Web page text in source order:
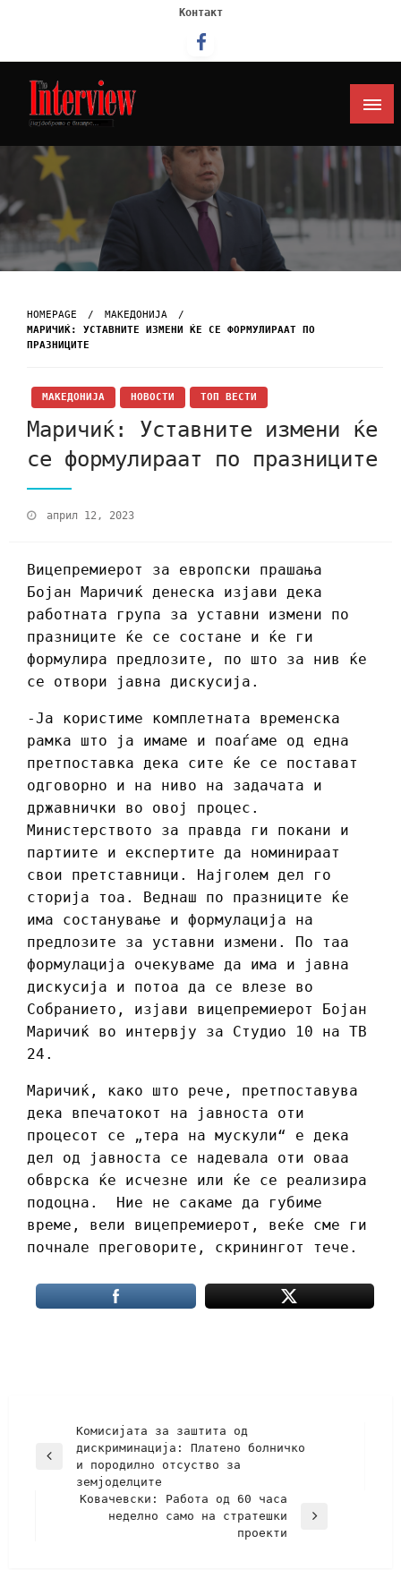
Контакт
Интервју
HOMEPAGE
МАКЕДОНИЈА
МАРИЧИЌ: УСТАВНИТЕ ИЗМЕНИ ЌЕ СЕ ФОРМУЛИРААТ ПО
ПРАЗНИЦИТЕ
МАКЕДОНИЈА НОВОСТИ ТОП ВЕСТИ
Маричиќ: Уставните измени ќе
се формулираат по празниците
април 12, 2023
Вицепремиерот за европски прашања
Бојан Маричиќ денеска изјави дека
работната група за уставни измени по
празниците ќе се состане и ќе ги
формулира предлозите, по што за нив ќе
се отвори јавна дискусија.
-Jа користиме комплетната временска
рамка што ја имаме и поаѓаме од една
претпоставка дека сите ќе се постават
одговорно и на ниво на задачата и
државнички во овој процес.
Министерството за правда ги покани и
партиите и експертите да номинираат
свои претставници. Најголем дел го
сторија тоа. Веднаш по празниците ќе
има состанување и формулација на
предлозите за уставни измени. По таа
формулација очекуваме да има и јавна
дискусија и потоа да се влезе во
Собранието, изјави вицепремиерот Бојан
Маричиќ во интервју за Студио 10 на ТВ
24.
Маричиќ, како што рече, претпоставува
дека впечатокот на јавноста оти
процесот се „тера на мускули“ е дека
дел од јавноста се надевала оти оваа
обврска ќе исчезне или ќе се реализира
подоцна. Ние не сакаме да губиме
време, вели вицепремиерот, веќе сме ги
почнале преговорите, скринингот тече.
Комисијата за заштита од
дискриминација: Платено болничко
и породилно отсуство за
земјоделците
Ковачевски: Работа од 60 часа
неделно само на стратешки
проекти